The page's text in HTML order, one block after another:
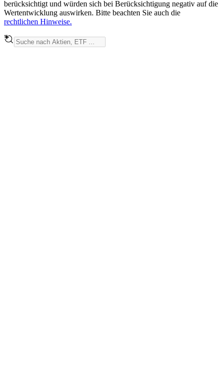
berücksichtigt und würden sich bei Berücksichtigung negativ auf die
Wertentwicklung auswirken. Bitte beachten Sie auch die
rechtlichen Hinweise.